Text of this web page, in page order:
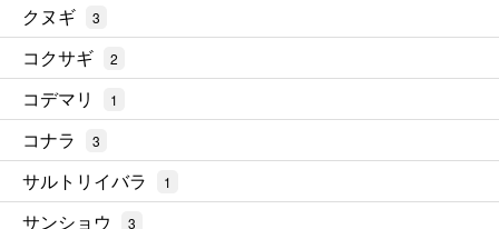
クヌギ 3
コクサギ 2
コデマリ 1
コナラ 3
サルトリイバラ 1
サンショウ 3